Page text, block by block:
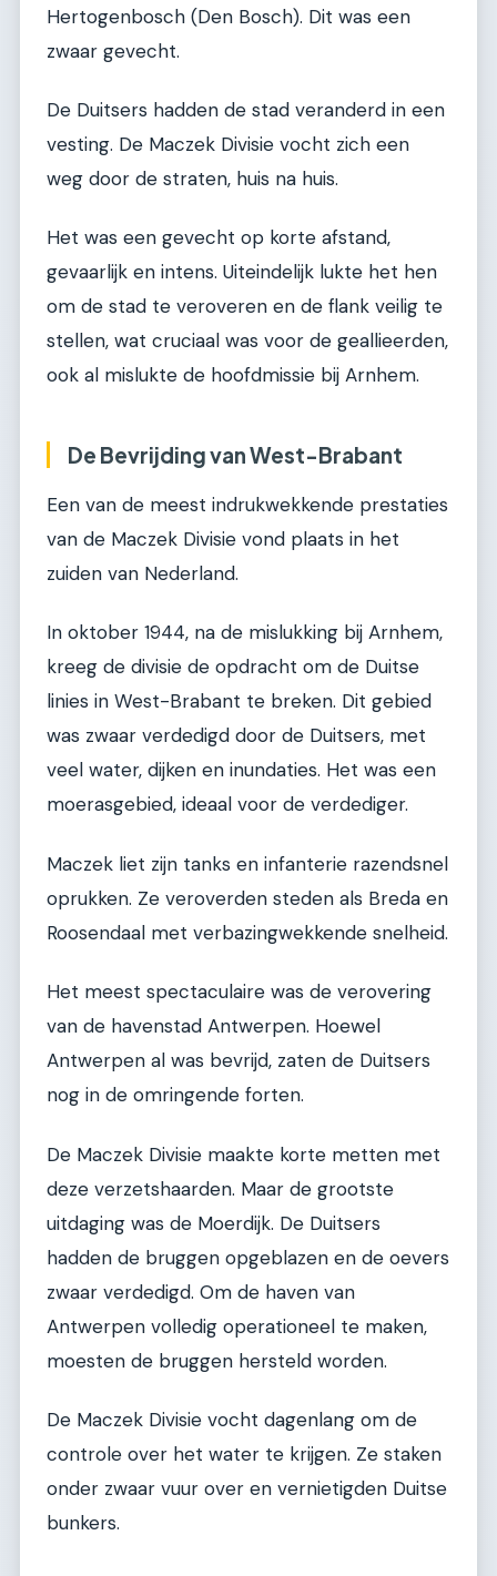
Hertogenbosch (Den Bosch). Dit was een
zwaar gevecht.
De Duitsers hadden de stad veranderd in een
vesting. De Maczek Divisie vocht zich een
weg door de straten, huis na huis.
Het was een gevecht op korte afstand,
gevaarlijk en intens. Uiteindelijk lukte het hen
om de stad te veroveren en de flank veilig te
stellen, wat cruciaal was voor de geallieerden,
ook al mislukte de hoofdmissie bij Arnhem.
De Bevrijding van West-Brabant
Een van de meest indrukwekkende prestaties
van de Maczek Divisie vond plaats in het
zuiden van Nederland.
In oktober 1944, na de mislukking bij Arnhem,
kreeg de divisie de opdracht om de Duitse
linies in West-Brabant te breken. Dit gebied
was zwaar verdedigd door de Duitsers, met
veel water, dijken en inundaties. Het was een
moerasgebied, ideaal voor de verdediger.
Maczek liet zijn tanks en infanterie razendsnel
oprukken. Ze veroverden steden als Breda en
Roosendaal met verbazingwekkende snelheid.
Het meest spectaculaire was de verovering
van de havenstad Antwerpen. Hoewel
Antwerpen al was bevrijd, zaten de Duitsers
nog in de omringende forten.
De Maczek Divisie maakte korte metten met
deze verzetshaarden. Maar de grootste
uitdaging was de Moerdijk. De Duitsers
hadden de bruggen opgeblazen en de oevers
zwaar verdedigd. Om de haven van
Antwerpen volledig operationeel te maken,
moesten de bruggen hersteld worden.
De Maczek Divisie vocht dagenlang om de
controle over het water te krijgen. Ze staken
onder zwaar vuur over en vernietigden Duitse
bunkers.